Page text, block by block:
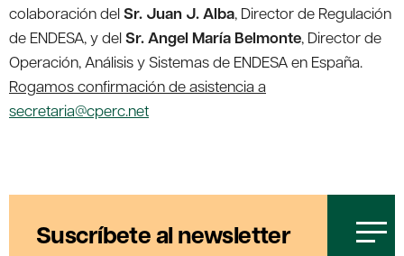
colaboración delSr. Juan J. Alba, Director de Regulación
de ENDESA, y delSr. Angel María Belmonte, Director de
Operación, Análisis y Sistemas de ENDESA en España.
Rogamos confirmación de asistencia a
secretaria@cperc.net
Suscríbete al newsletter